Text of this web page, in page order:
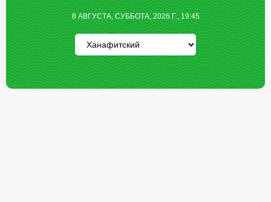
8 АВГУСТА, СУББОТА, 2026 Г., 19:45